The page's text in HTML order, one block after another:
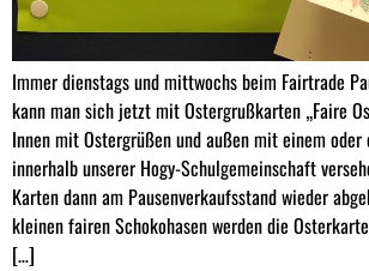
Immer dienstags und mittwochs beim Fairtrade
kann man sich jetzt mit Ostergrußkarten „Faire
Innen mit Ostergrüßen und außen mit einem
innerhalb unserer Hogy-Schulgemeinschaft
Karten dann am Pausenverkaufsstand wieder
kleinen fairen Schokohasen werden die
[…]